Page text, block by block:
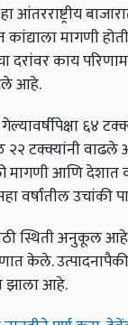
हा आंतरराष्ट्रीय
कांद्याला मागणी
दरांवर काय
आहे.
गेल्यावर्षीपेक्षा ६४
टक्क्यांनी वाढले
मागणी आणि
वर्षांतील उचांकी
स्थिती अनुकूल
केले.
झाला आहे.